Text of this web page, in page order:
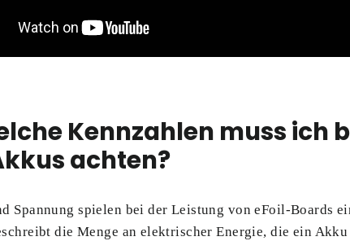
Kennzahlen muss ich
achten?
Spannung spielen bei der Leistung von eFoil-Boards
die Menge an elektrischer Energie, die ein